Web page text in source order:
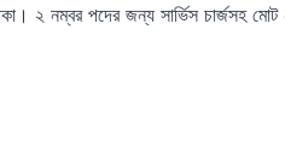
২ নম্বর পদের জন্য সার্ভিস চার্জসহ